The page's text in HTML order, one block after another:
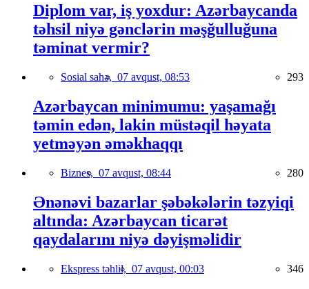
Diplom var, iş yoxdur: Azərbaycanda
təhsil niyə gənclərin məşğulluğuna
təminat vermir?
Sosial sahə, 07 avqust, 08:53 293
Azərbaycan minimumu: yaşamağı
təmin edən, lakin müstəqil həyata
yetməyən əməkhaqqı
Biznes, 07 avqust, 08:44 280
Ənənəvi bazarlar şəbəkələrin təzyiqi
altında: Azərbaycan ticarət
qaydalarını niyə dəyişməlidir
Ekspress təhlil, 07 avqust, 00:03 346